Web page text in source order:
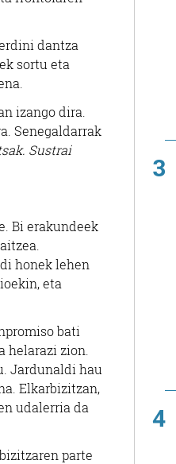
dantza
sortu eta
izango dira.
Senegaldarrak
Sustrai
Bi erakundeek
honek lehen
eta
bati
helarazi zion.
Jardunaldi hau
Elkarbizitzan,
udalerria da
parte
3
4